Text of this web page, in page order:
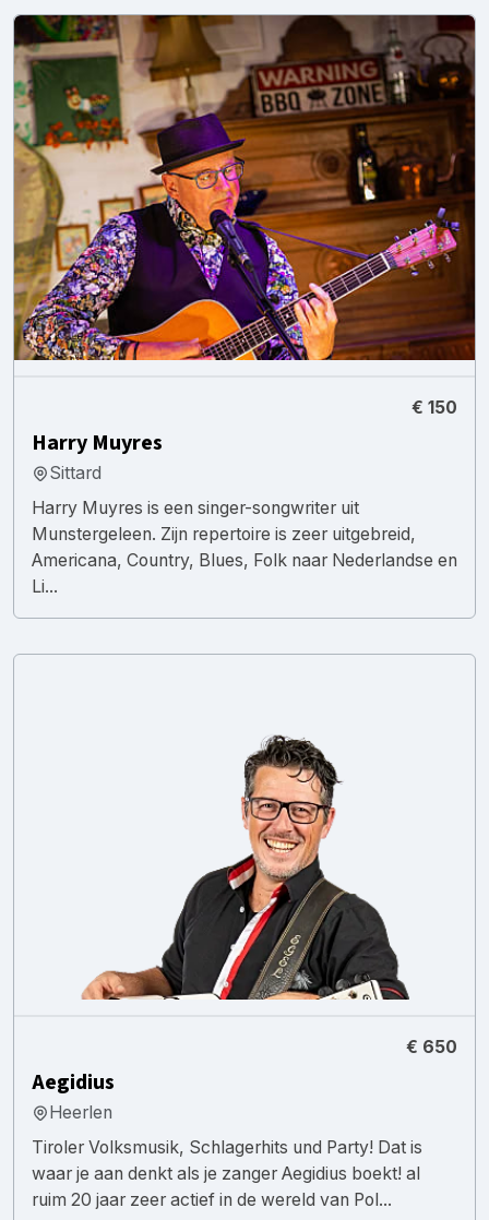
€ 150
Harry Muyres
Sittard
Harry Muyres is een singer-songwriter uit
Munstergeleen. Zijn repertoire is zeer uitgebreid,
Americana, Country, Blues, Folk naar Nederlandse en
Li...
€ 650
Aegidius
Heerlen
Tiroler Volksmusik, Schlagerhits und Party! Dat is
waar je aan denkt als je zanger Aegidius boekt! al
ruim 20 jaar zeer actief in de wereld van Pol...